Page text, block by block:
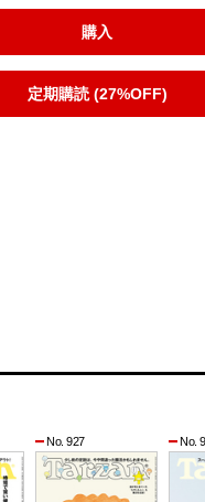
購入
定期購読 (27%OFF)
No. 927 No.